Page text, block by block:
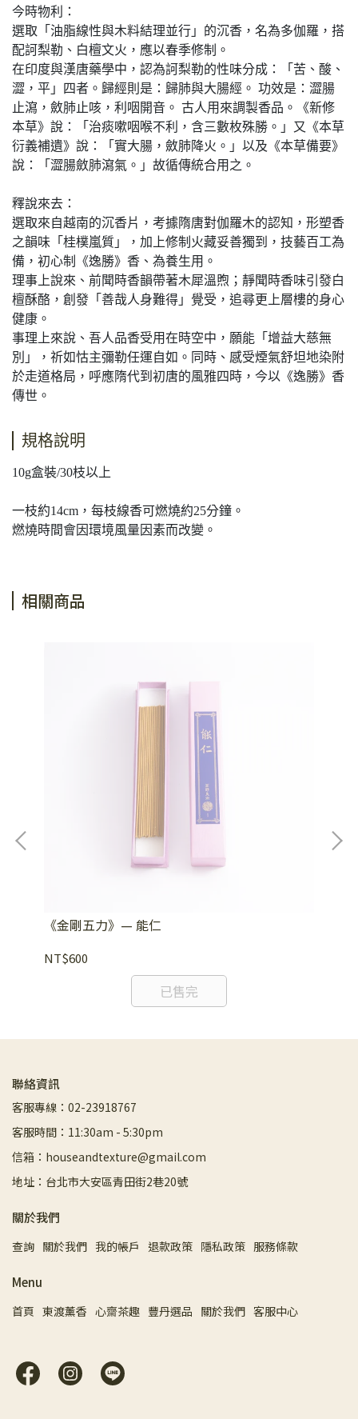
今時物利：
選取「油脂線性與木料結理並行」的沉香，名為多伽羅，搭
配訶梨勒、白檀文火，應以春季修制。
在印度與漢唐藥學中，認為訶梨勒的性味分成：「苦、酸、
澀，平」四者。歸經則是：歸肺與大腸經。 功效是：澀腸
止瀉，斂肺止咳，利咽開音。 古人用來調製香品。《新修
本草》說：「治痰嗽咽喉不利，含三數枚殊勝。」又《本草
衍義補遺》說：「實大腸，斂肺降火。」以及《本草備要》
說：「澀腸斂肺瀉氣。」故循傳統合用之。
釋說來去：
選取來自越南的沉香片，考據隋唐對伽羅木的認知，形塑香
之韻味「桂樸嵐質」，加上修制火藏妥善獨到，技藝百工為
備，初心制《逸勝》香、為養生用。
理事上說來、前聞時香韻帶著木犀溫煦；靜聞時香味引發白
檀酥酪，創發「善哉人身難得」覺受，追尋更上層樓的身心
健康。
事理上來說、吾人品香受用在時空中，願能「增益大慈無
別」，祈如怙主彌勒任運自如。同時、感受煙氣舒坦地染附
於走道格局，呼應隋代到初唐的風雅四時，今以《逸勝》香
傳世。
規格說明
10g盒裝/30枝以上
一枝約14cm，每枝線香可燃燒約25分鐘。
燃燒時間會因環境風量因素而改變。
相關商品
《金剛五力》— 能仁
NT$600
已售完
聯絡資訊
客服專線：02-23918767
客服時間：11:30am - 5:30pm
信箱：houseandtexture@gmail.com
地址：台北市大安區青田街2巷20號
關於我們
查詢 關於我們 我的帳戶 退款政策 隱私政策 服務條款
Menu
首頁 東渡薰香 心齋茶趣 豐丹選品 關於我們 客服中心